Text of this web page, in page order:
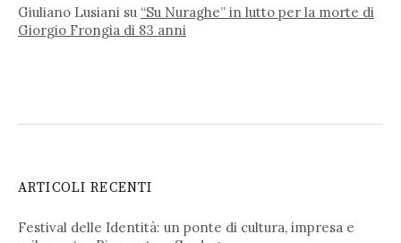
Giuliano Lusiani su “Su Nuraghe” in lutto per la morte di
Giorgio Frongia di 83 anni
ARTICOLI RECENTI
Festival delle Identità: un ponte di cultura, impresa e